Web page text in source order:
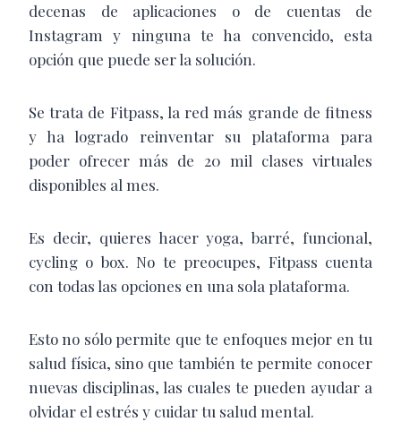
decenas de aplicaciones o de cuentas de
Instagram y ninguna te ha convencido, esta
opción que puede ser la solución.
Se trata de Fitpass, la red más grande de fitness
y ha logrado reinventar su plataforma para
poder ofrecer más de 20 mil clases virtuales
disponibles al mes.
Es decir, quieres hacer yoga, barré, funcional,
cycling o box. No te preocupes, Fitpass cuenta
con todas las opciones en una sola plataforma.
Esto no sólo permite que te enfoques mejor en tu
salud física, sino que también te permite conocer
nuevas disciplinas, las cuales te pueden ayudar a
olvidar el estrés y cuidar tu salud mental.